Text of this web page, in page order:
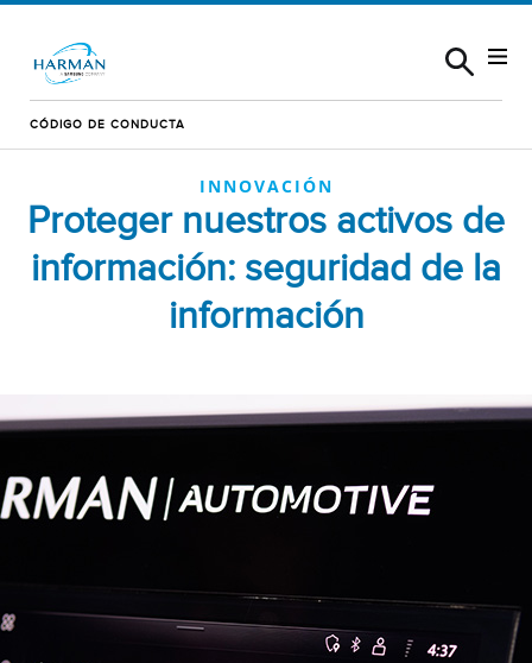
CÓDIGO DE CONDUCTA
INNOVACIÓN
Proteger nuestros activos de
información: seguridad de la
información